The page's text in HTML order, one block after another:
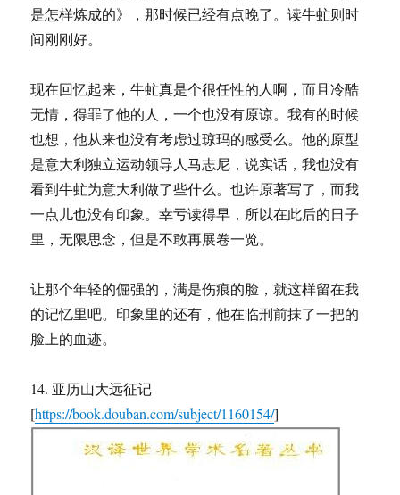
是怎样炼成的》，那时候已经有点晚了。读牛虻则时
间刚刚好。
现在回忆起来，牛虻真是个很任性的人啊，而且冷酷
无情，得罪了他的人，一个也没有原谅。我有的时候
也想，他从来也没有考虑过琼玛的感受么。他的原型
是意大利独立运动领导人马志尼，说实话，我也没有
看到牛虻为意大利做了些什么。也许原著写了，而我
一点儿也没有印象。幸亏读得早，所以在此后的日子
里，无限思念，但是不敢再展卷一览。
让那个年轻的倔强的，满是伤痕的脸，就这样留在我
的记忆里吧。印象里的还有，他在临刑前抹了一把的
脸上的血迹。
14. 亚历山大远征记
[https://book.douban.com/subject/1160154/]